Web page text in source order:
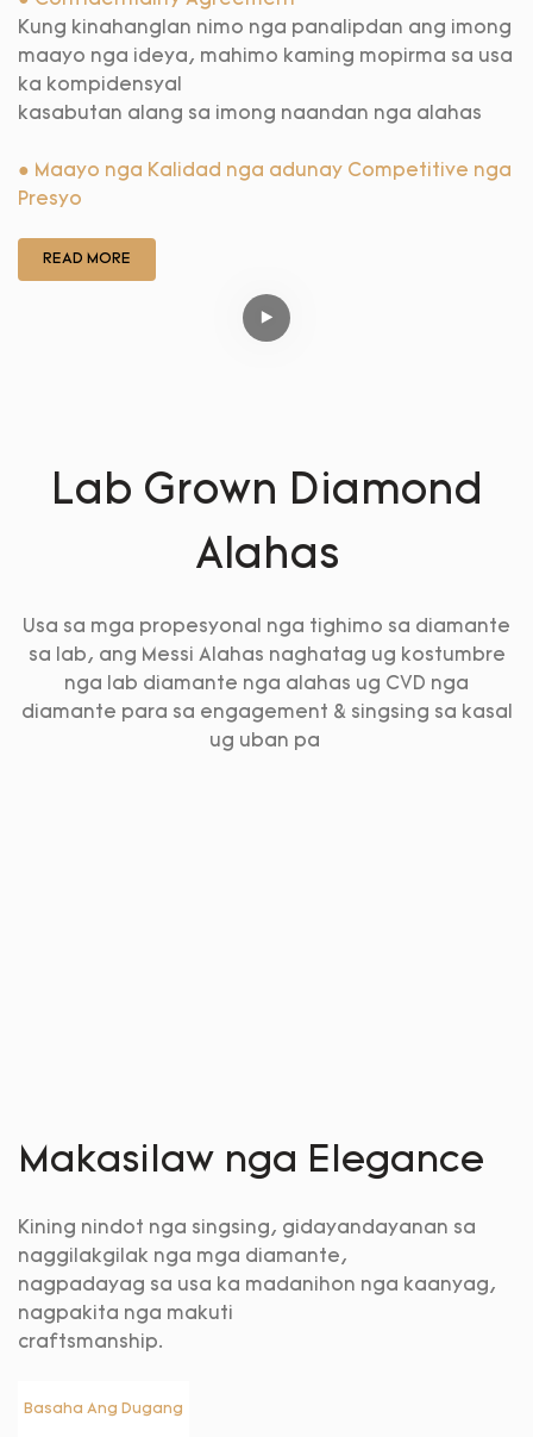
Kung kinahanglan nimo nga panalipdan ang imong
maayo nga ideya, mahimo kaming mopirma sa usa
ka kompidensyal
kasabutan alang sa imong naandan nga alahas
● Maayo nga Kalidad nga adunay Competitive nga
Presyo
READ MORE
Lab Grown Diamond
Alahas
Usa sa mga propesyonal nga tighimo sa diamante
sa lab, ang Messi Alahas naghatag ug kostumbre
nga lab diamante nga alahas ug CVD nga
diamante para sa engagement & singsing sa kasal
ug uban pa
Makasilaw nga Elegance
Kining nindot nga singsing, gidayandayanan sa
naggilakgilak nga mga diamante,
nagpadayag sa usa ka madanihon nga kaanyag,
nagpakita nga makuti
craftsmanship.
Basaha Ang Dugang